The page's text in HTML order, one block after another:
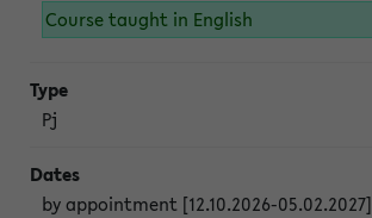
Course taught in English
Pj
by appointment [12.10.2026-05.02.2027]